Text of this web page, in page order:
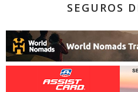
SEGUROS